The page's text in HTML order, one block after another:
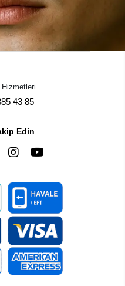
Hizmetleri
43 85
Edin